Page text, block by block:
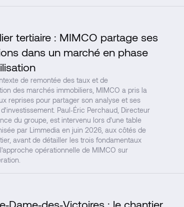
tertiaire : MIMCO partage ses
dans un marché en phase
de remontée des taux et de
des marchés immobiliers, MIMCO a pris la
reprises pour partager son analyse et ses
Paul‑Éric Perchaud, Directeur
du groupe, est intervenu lors d'une table
par Limmedia en juin 2026, aux côtés de
avant de détailler les trois fondamentaux
opérationnelle de MIMCO sur